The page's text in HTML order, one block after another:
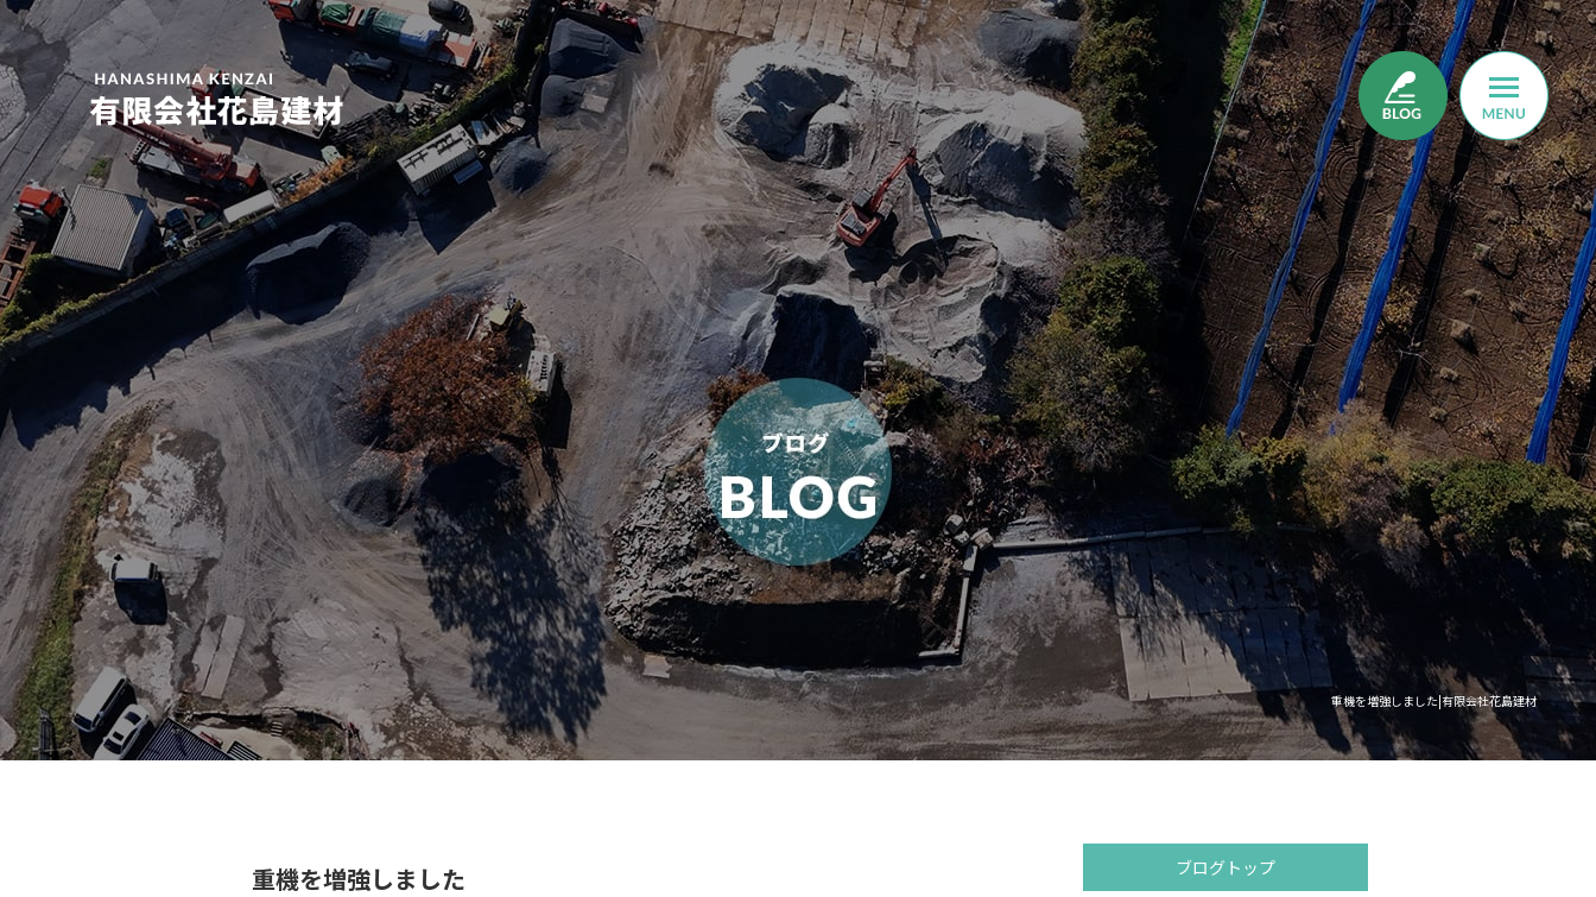
重機を増強しました|有限会社花島建材
重機を増強しました ブログトップ